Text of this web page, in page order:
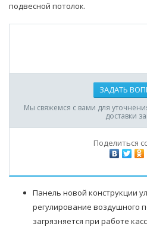
подвесной потолок.
ЗАДАТЬ
Мы свяжемся с вами для
доставки
Поделиться
Панель новой конструкции
регулирование воздушного
загрязняется при работе